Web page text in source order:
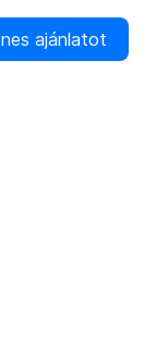
ajánlatot